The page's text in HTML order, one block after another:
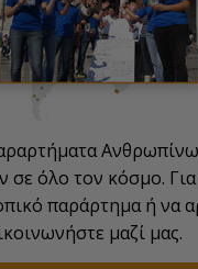
σε όλο τον κόσμο. Για
παράρτημα ή να
μαζί μας.